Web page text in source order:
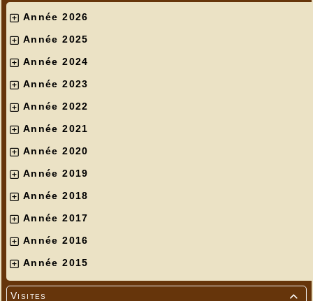
Année 2026
Année 2025
Année 2024
Année 2023
Année 2022
Année 2021
Année 2020
Année 2019
Année 2018
Année 2017
Année 2016
Année 2015

Visites